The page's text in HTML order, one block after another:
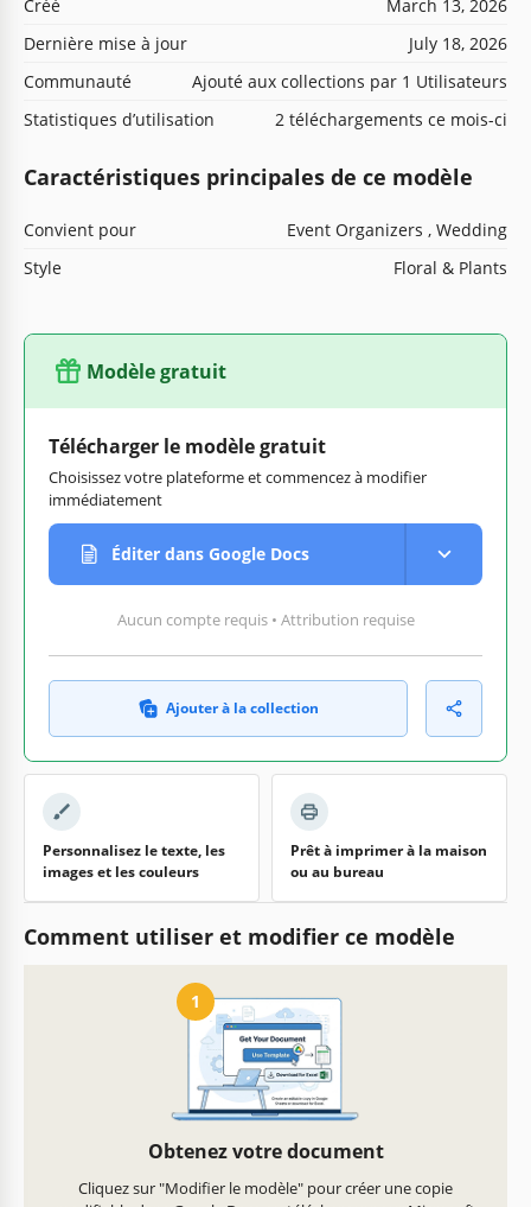
Créé
March 13, 2026
Dernière mise à jour
July 18, 2026
Communauté
Ajouté aux collections par 1 Utilisateurs
Statistiques d’utilisation
2 téléchargements ce mois-ci
Caractéristiques principales de ce modèle
Convient pour
Event Organizers , Wedding
Style
Floral & Plants
Modèle gratuit
Télécharger le modèle gratuit
Choisissez votre plateforme et commencez à modifier
immédiatement
Éditer dans Google Docs
Aucun compte requis • Attribution requise
Ajouter à la collection
Personnalisez le texte, les
images et les couleurs
Prêt à imprimer à la maison
ou au bureau
Comment utiliser et modifier ce modèle
1
Obtenez votre document
Cliquez sur "Modifier le modèle" pour créer une copie